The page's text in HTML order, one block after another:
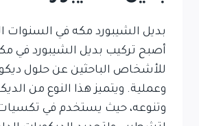
بديل الشيبورد مكه في السنوات
أصبح تركيب بديل الشيبورد في
للأشخاص الباحثين عن حلول
وعملية. ويتميز هذا النوع من
وتنوعه، حيث يستخدم في